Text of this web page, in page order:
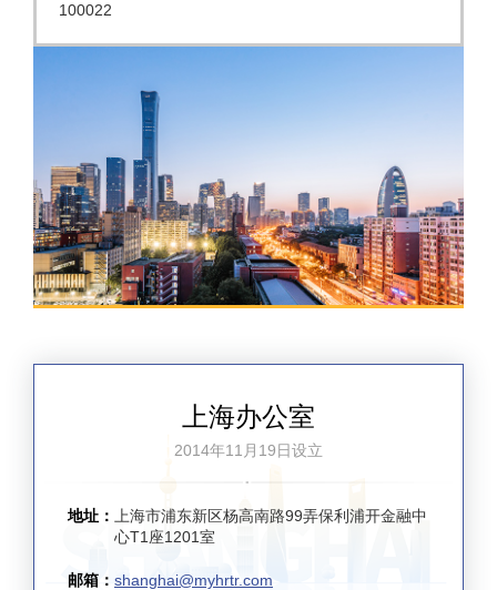
100022
上海办公室
2014年11月19日设立
地址：
上海市浦东新区杨高南路99弄保利浦开金融中
心T1座1201室
邮箱： shanghai@myhrtr.com